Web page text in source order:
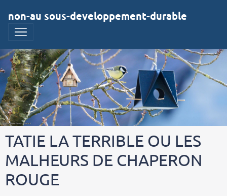
non-au sous-developpement-durable
TATIE LA TERRIBLE OU LES
MALHEURS DE CHAPERON
ROUGE